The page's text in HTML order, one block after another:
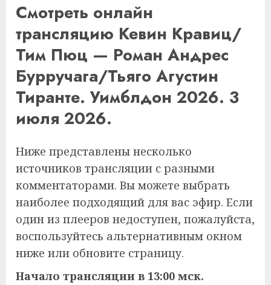
Смотреть онлайн
трансляцию Кевин Кравиц/
Тим Пюц — Роман Андрес
Бурручага/Тьяго Агустин
Тиранте. Уимблдон 2026. 3
июля 2026.
Ниже представлены несколько
источников трансляции с разными
комментаторами. Вы можете выбрать
наиболее подходящий для вас эфир. Если
один из плееров недоступен, пожалуйста,
воспользуйтесь альтернативным окном
ниже или обновите страницу.
Начало трансляции в 13:00 мск.